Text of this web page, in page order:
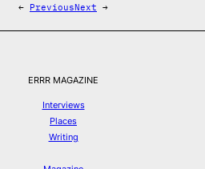
← PreviousNext →
ERRR MAGAZINE
Interviews
Places
Writing